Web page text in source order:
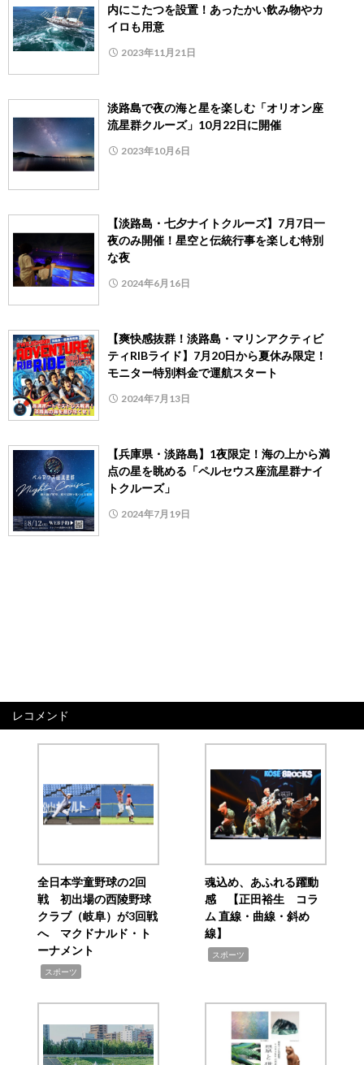
内にこたつを設置！あったかい飲み物やカ
イロも用意
2023年11月21日
淡路島で夜の海と星を楽しむ「オリオン座
流星群クルーズ」10月22日に開催
2023年10月6日
【淡路島・七夕ナイトクルーズ】7月7日一
夜のみ開催！星空と伝統行事を楽しむ特別
な夜
2024年6月16日
【爽快感抜群！淡路島・マリンアクティビ
ティRIBライド】7月20日から夏休み限定！
モニター特別料金で運航スタート
2024年7月13日
【兵庫県・淡路島】1夜限定！海の上から満
点の星を眺める「ペルセウス座流星群ナイ
トクルーズ」
2024年7月19日
レコメンド
全日本学童野球の2回
戦 初出場の西陵野球
クラブ（岐阜）が3回戦
へ マクドナルド・ト
ーナメント
スポーツ
魂込め、あふれる躍動
感 【正田裕生 コラ
ム 直線・曲線・斜め
線】
スポーツ